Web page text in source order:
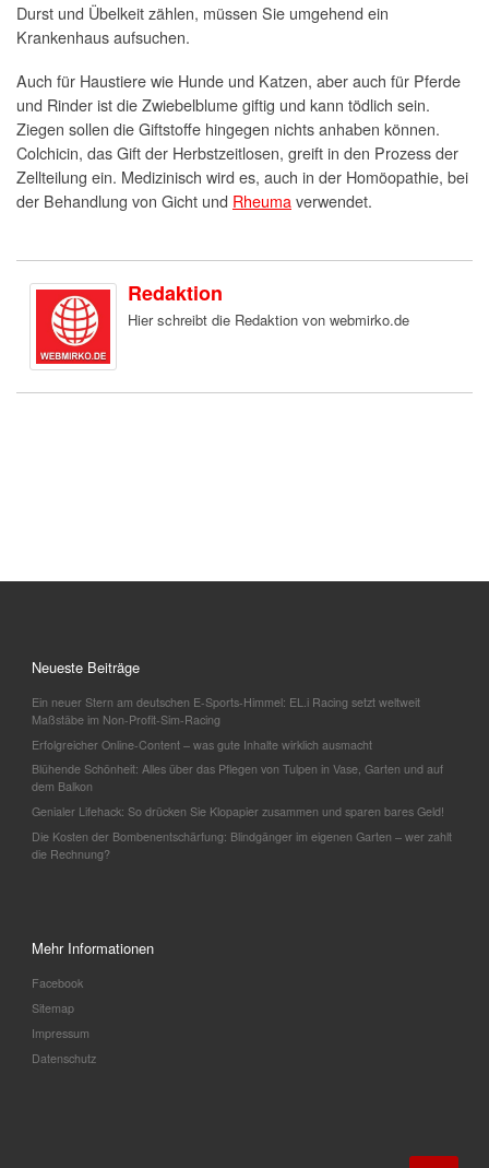
Durst und Übelkeit zählen, müssen Sie umgehend ein
Krankenhaus aufsuchen.
Auch für Haustiere wie Hunde und Katzen, aber auch für Pferde
und Rinder ist die Zwiebelblume giftig und kann tödlich sein.
Ziegen sollen die Giftstoffe hingegen nichts anhaben können.
Colchicin, das Gift der Herbstzeitlosen, greift in den Prozess der
Zellteilung ein. Medizinisch wird es, auch in der Homöopathie, bei
der Behandlung von Gicht und Rheumaverwendet.
Redaktion
Hier schreibt die Redaktion von webmirko.de
Neueste Beiträge
Ein neuer Stern am deutschen E-Sports-Himmel: EL.i Racing setzt weltweit
Maßstäbe im Non-Profit-Sim-Racing
Erfolgreicher Online-Content – was gute Inhalte wirklich ausmacht
Blühende Schönheit: Alles über das Pflegen von Tulpen in Vase, Garten und auf
dem Balkon
Genialer Lifehack: So drücken Sie Klopapier zusammen und sparen bares Geld!
Die Kosten der Bombenentschärfung: Blindgänger im eigenen Garten – wer zahlt
die Rechnung?
Mehr Informationen
Facebook
Sitemap
Impressum
Datenschutz